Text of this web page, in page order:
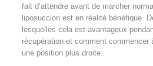
fait d’attendre avant de marcher
liposuccion est en réalité bénéfique.
lesquelles cela est avantageux
récupération et comment commencer
une position plus droite.